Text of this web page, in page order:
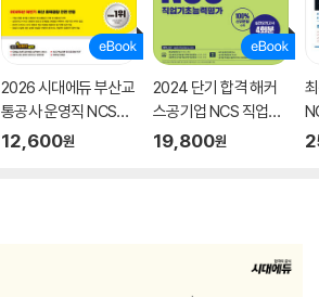
2026 시대에듀 부산교
통공사 운영직 NCS&
전공&법령 실전모의고
12,600원
2024 단기 합격 해커
스공기업 NCS 직업기
초능력평가 입문서
19,800원